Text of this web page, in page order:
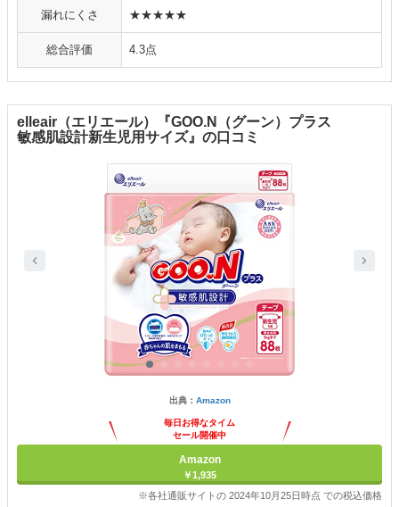
漏れにくさ ★★★★★
総合評価 4.3点
elleair（エリエール）『GOO.N（グーン）プラス
敏感肌設計新生児用サイズ』の口コミ
出典： Amazon
毎日お得なタイム
セール開催中
Amazon
￥1,935
※各社通販サイトの 2024年10月25日時点 での税込価格